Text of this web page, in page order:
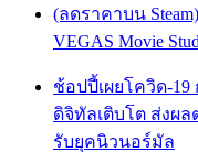
(ลดราคาบน
VEGAS Movie
ช้อปปี้เผยโควิด-
ดิจิทัลเติบโต ส่งผ
รับยุคนิวนอร์มัล